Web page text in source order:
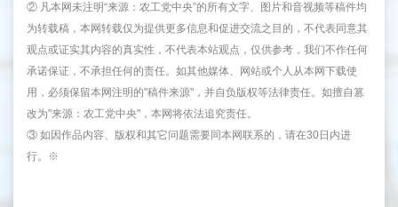
② 凡本网未注明“来源：农工党中央”的所有文字、图片和音视频等稿件均
为转载稿，本网转载仅为提供更多信息和促进交流之目的，不代表同意其
观点或证实其内容的真实性，不代表本站观点，仅供参考，我们不作任何
承诺保证，不承担任何的责任。如其他媒体、网站或个人从本网下载使
用，必须保留本网注明的"稿件来源"，并自负版权等法律责任。如擅自篡
改为"来源：农工党中央"，本网将依法追究责任。
③ 如因作品内容、版权和其它问题需要同本网联系的，请在30日内进
行。※